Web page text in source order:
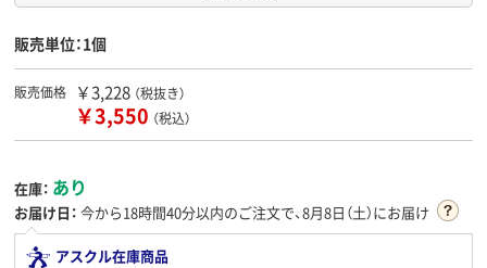
販売単位：1個
販売価格 ￥3,228 （税抜き）
￥3,550 （税込）
在庫： あり
お届け日： 今から18時間40分以内のご注文で、8月8日（土）にお届け
アスクル在庫商品